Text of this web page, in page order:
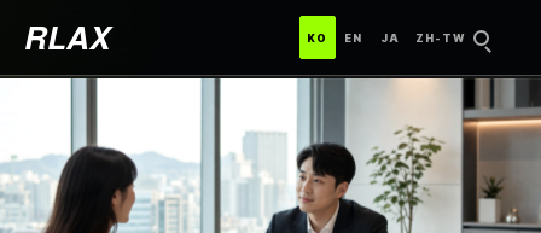
RLAX
한국어
KO
EN
JA
ZH-TW
검색